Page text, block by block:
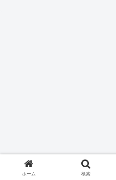
ホーム 検索